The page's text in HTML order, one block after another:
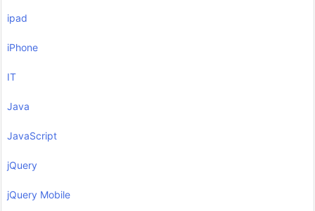
ipad
iPhone
IT
Java
JavaScript
jQuery
jQuery Mobile